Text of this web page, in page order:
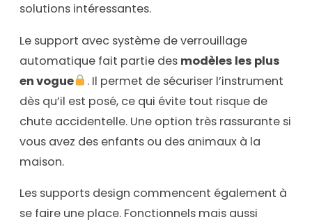
solutions intéressantes.
Le support avec système de verrouillage
automatique fait partie des modèles les plus
en vogue
. Il permet de sécuriser l’instrument
dès qu’il est posé, ce qui évite tout risque de
chute accidentelle. Une option très rassurante si
vous avez des enfants ou des animaux à la
maison.
Les supports design commencent également à
se faire une place. Fonctionnels mais aussi